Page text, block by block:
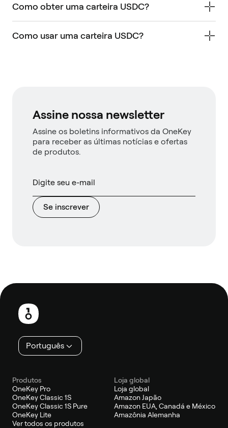
Como obter uma carteira USDC?
Como usar uma carteira USDC?
Assine nossa newsletter
Assine os boletins informativos da OneKey
para receber as últimas notícias e ofertas
de produtos.
Se inscrever
Rodapé
Português
Produtos
OneKey Pro
OneKey Classic 1S
OneKey Classic 1S Pure
OneKey Lite
Ver todos os produtos
Loja global
Loja global
Amazon Japão
Amazon EUA, Canadá e México
Amazônia Alemanha